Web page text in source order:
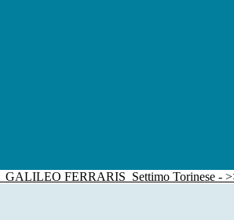
GALILEO FERRARIS Settimo Torinese -